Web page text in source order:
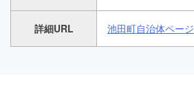
詳細URL 池田町自治体ページ